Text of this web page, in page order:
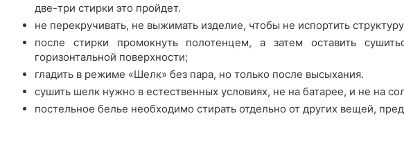
две-три стирки это пройдет.
не перекручивать, не выжимать изделие, чтобы не испортить
после стирки промокнуть полотенцем, а затем оставить
горизонтальной поверхности;
гладить в режиме «Шелк» без пара, но только после высыхания.
сушить шелк нужно в естественных условиях, не на батарее, и не на
постельное белье необходимо стирать отдельно от других вещей,